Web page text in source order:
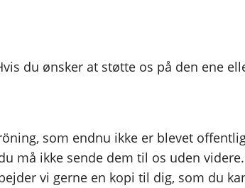
du ønsker at støtte os på den ene
som endnu ikke er blevet
må ikke sende dem til os uden
vi gerne en kopi til dig, som du